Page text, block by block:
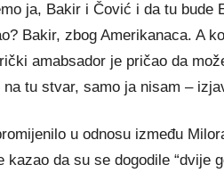
ja, Bakir i Čović i da tu bude
Bakir, zbog Amerikanaca. A
amabsador je pričao da
tu stvar, samo ja nisam –
u odnosu između
kazao da su se dogodile “dvije